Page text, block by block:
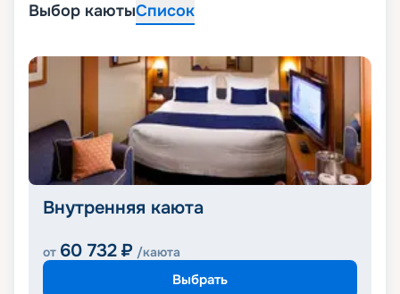
Выбор каютыСписок
Внутренняя каюта
от 60 732 ₽ /каюта
Выбрать